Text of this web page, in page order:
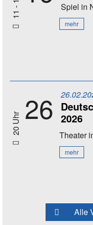
Spiel in
mehr
20 Uhr 26 2026
Theater
mehr
Alle